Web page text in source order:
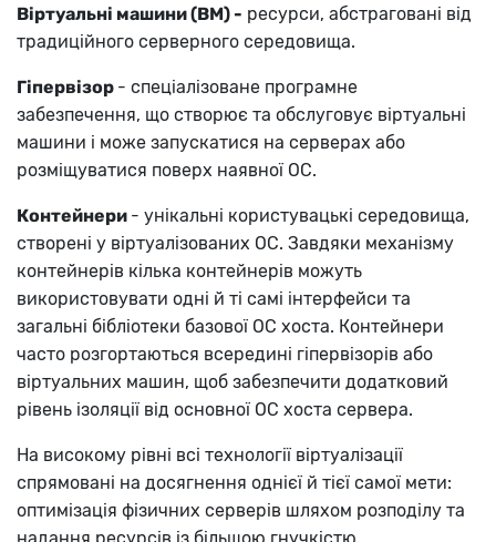
Віртуальні машини (ВМ) - ресурси, абстраговані від
традиційного серверного середовища.
Гіпервізор - спеціалізоване програмне
забезпечення, що створює та обслуговує віртуальні
машини і може запускатися на серверах або
розміщуватися поверх наявної ОС.
Контейнери - унікальні користувацькі середовища,
створені у віртуалізованих ОС. Завдяки механізму
контейнерів кілька контейнерів можуть
використовувати одні й ті самі інтерфейси та
загальні бібліотеки базової ОС хоста. Контейнери
часто розгортаються всередині гіпервізорів або
віртуальних машин, щоб забезпечити додатковий
рівень ізоляції від основної ОС хоста сервера.
На високому рівні всі технології віртуалізації
спрямовані на досягнення однієї й тієї самої мети:
оптимізація фізичних серверів шляхом розподілу та
надання ресурсів із більшою гнучкістю.